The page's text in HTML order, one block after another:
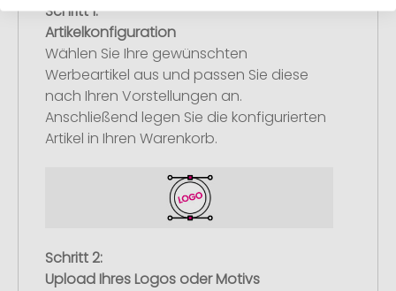
Schritt 1:
Artikelkonfiguration
Wählen Sie Ihre gewünschten
Werbeartikel aus und passen Sie diese
nach Ihren Vorstellungen an.
Anschließend legen Sie die konfigurierten
Artikel in Ihren Warenkorb.
Schritt 2:
Upload Ihres Logos oder Motivs